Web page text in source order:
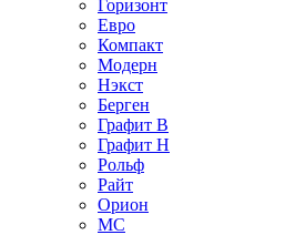
Горизонт
Евро
Компакт
Модерн
Нэкст
Берген
Графит В
Графит Н
Рольф
Райт
Орион
МС